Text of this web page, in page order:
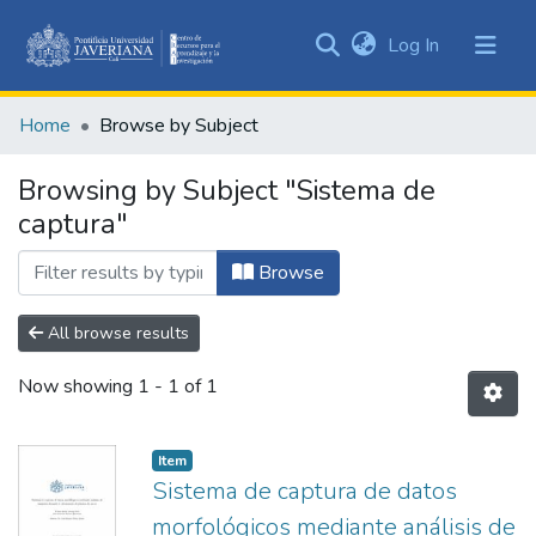
&
All of DSpace
Log In (current)
Home Browse by Subject
Browsing by Subject "Sistema de
captura"
Browse
All browse results
Now showing 1 - 1 of 1
Item
Sistema de captura de datos
morfológicos mediante análisis de